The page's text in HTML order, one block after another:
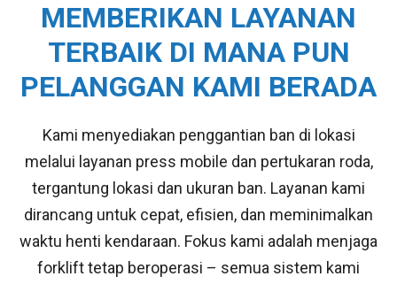
MEMBERIKAN LAYANAN
TERBAIK DI MANA PUN
PELANGGAN KAMI BERADA
Kami menyediakan penggantian ban di lokasi
melalui layanan press mobile dan pertukaran roda,
tergantung lokasi dan ukuran ban. Layanan kami
dirancang untuk cepat, efisien, dan meminimalkan
waktu henti kendaraan. Fokus kami adalah menjaga
forklift tetap beroperasi – semua sistem kami